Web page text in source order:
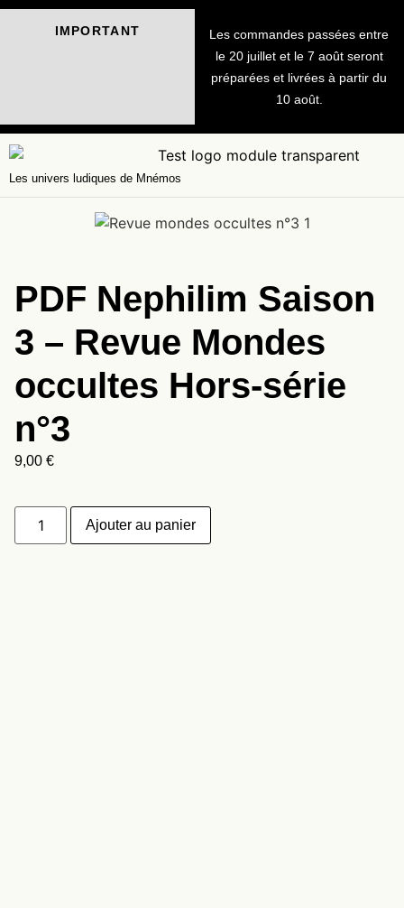
IMPORTANT
Les commandes passées entre
le 20 juillet et le 7 août seront
préparées et livrées à partir du
10 août.
Les univers ludiques de Mnémos
PDF Nephilim Saison
3 – Revue Mondes
occultes Hors-série
n°3
9,00 €
Ajouter au panier